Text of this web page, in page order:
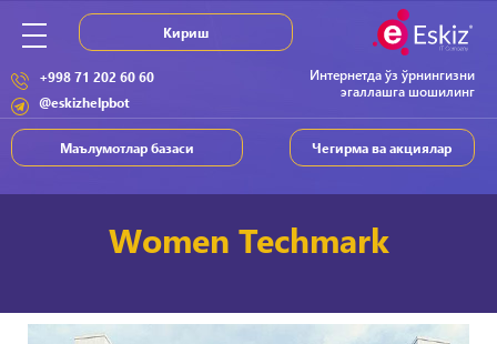
Интернетда ўз ўрнингизни
эгаллашга шошилинг
+998 71 202 60 60
@eskizhelpbot
Чегирма ва акциялар
Маълумотлар базаси
Кириш
Women Techmark